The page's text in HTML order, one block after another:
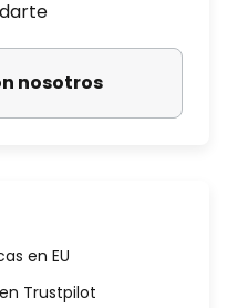
nosotros
en EU
Trustpilot